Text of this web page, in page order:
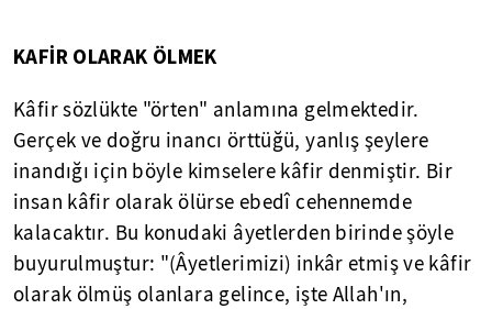
KAFİR OLARAK ÖLMEK
Kâfir sözlükte "örten" anlamına gelmektedir.
Gerçek ve doğru inancı örttüğü, yanlış şeylere
inandığı için böyle kimselere kâfir denmiştir. Bir
insan kâfir olarak ölürse ebedî cehennemde
kalacaktır. Bu konudaki âyetlerden birinde şöyle
buyurulmuştur: "(Âyetlerimizi) inkâr etmiş ve kâfir
olarak ölmüş olanlara gelince, işte Allah'ın,